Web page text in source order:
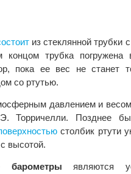
из стеклянной трубки
концом трубка
пока ее вес не станет
со ртутью.
давлением и
Торричелли. Позднее
столбик ртути
с высотой.
барометры являются